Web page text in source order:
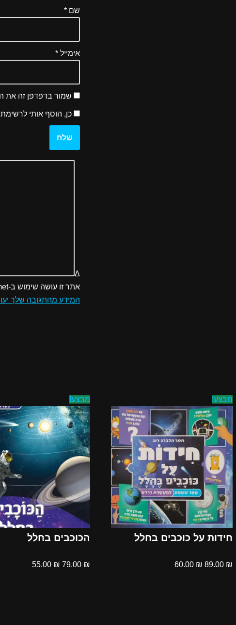
שם *
אימייל *
שמור בדפדפן זה את
כן, הוסף אותי
Δ
אתר זו עושה שימוש ב-Akismet כדי לסנן תגובות זבל.
המידע מהתגובה שלך
מבצע!
חידות על כוכבים בחלל
89.00₪
60.00 ₪
מבצע!
הכוכבים בחלל
79.00₪
55.00 ₪